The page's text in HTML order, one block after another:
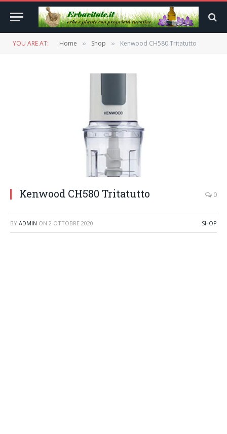
YOU ARE AT: Home » Shop » Kenwood CH580 Tritatutto
Kenwood CH580 Tritatutto 0
BY ADMIN ON 2 OTTOBRE 2020 SHOP